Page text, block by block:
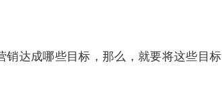
达成哪些目标，那么，就要将这些目标